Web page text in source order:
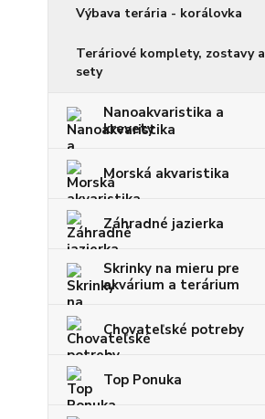
Výbava terária - korálovka
Teráriové komplety, zostavy a
sety
Nanoakvaristika a
krevety
Morská akvaristika
Záhradné jazierka
Skrinky na mieru pre
akvárium a terárium
Chovateľské potreby
Top Ponuka